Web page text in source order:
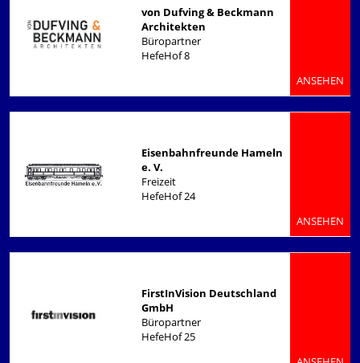
von Dufving & Beckmann
Architekten
Büropartner
HefeHof 8
ANSEHEN
Eisenbahnfreunde Hameln
e. V.
Freizeit
HefeHof 24
ANSEHEN
FirstInVision Deutschland
GmbH
Büropartner
HefeHof 25